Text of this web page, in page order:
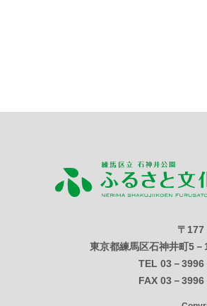
〒177
東京都練馬区石神井町5－
TEL 03－3996
FAX 03－3996